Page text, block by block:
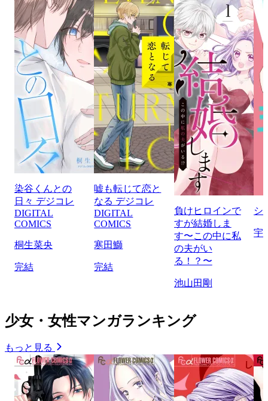
染谷くんとの
日々 デジコレ
DIGITAL
COMICS
桐生菜央
完結
嘘も転じて恋と
なる デジコレ
DIGITAL
COMICS
寒田鰤
完結
負けヒロインで
すが結婚しま
す〜この中に私
の夫がい
る！？〜
池山田剛
シ
宇
少女・女性マンガランキング
もっと見る